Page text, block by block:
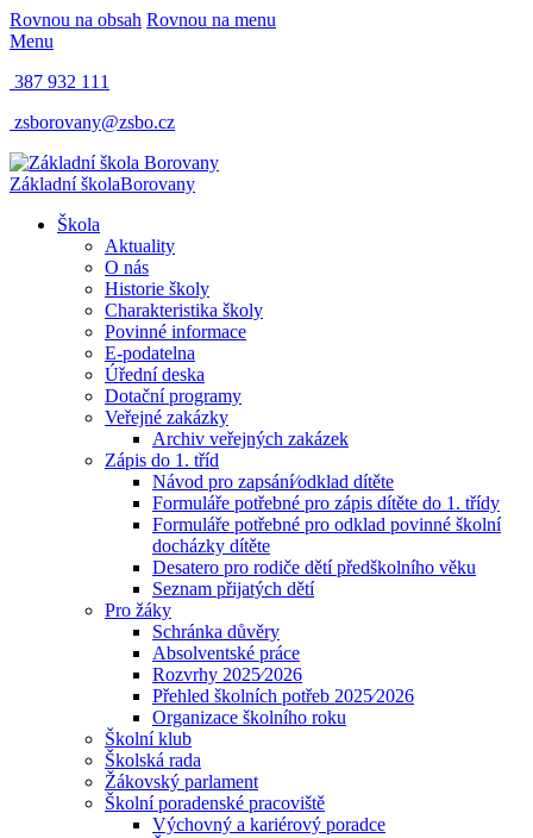
Rovnou na obsah Rovnou na menu
Menu
387 932 111
zsborovany@zsbo.cz
Základní školaBorovany
Škola
Aktuality
O nás
Historie školy
Charakteristika školy
Povinné informace
E-podatelna
Úřední deska
Dotační programy
Veřejné zakázky
Archiv veřejných zakázek
Zápis do 1. tříd
Návod pro zapsání⁄odklad dítěte
Formuláře potřebné pro zápis dítěte do 1. třídy
Formuláře potřebné pro odklad povinné školní
docházky dítěte
Desatero pro rodiče dětí předškolního věku
Seznam přijatých dětí
Pro žáky
Schránka důvěry
Absolventské práce
Rozvrhy 2025⁄2026
Přehled školních potřeb 2025⁄2026
Organizace školního roku
Školní klub
Školská rada
Žákovský parlament
Školní poradenské pracoviště
Výchovný a kariérový poradce